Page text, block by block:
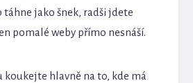
táhne jako šnek, radši jdete
pomalé weby přímo nesnáší.
koukejte hlavně na to, kde má